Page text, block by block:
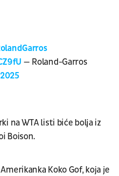
— Roland-Garros
na WTA listi biće bolja iz
Boison.
Koko Gof, koja je